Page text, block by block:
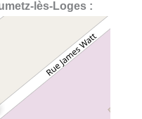
lès-Loges :